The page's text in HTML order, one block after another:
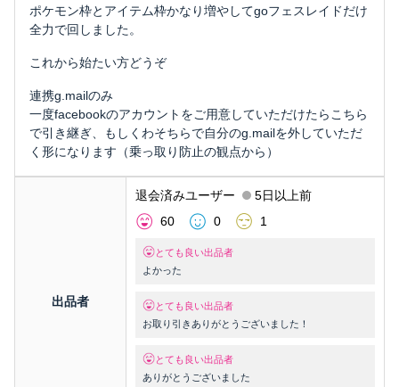
ポケモン枠とアイテム枠かなり増やしてgoフェスレイドだけ
全力で回しました。
これから始たい方どうぞ
連携g.mailのみ
一度facebookのアカウントをご用意していただけたらこちら
で引き継ぎ、もしくわそちらで自分のg.mailを外していただ
く形になります（乗っ取り防止の観点から）
出品者
退会済みユーザー
5日以上前
60
0 1
とても良い出品者
よかった
とても良い出品者
お取り引きありがとうございました！
とても良い出品者
ありがとうございました